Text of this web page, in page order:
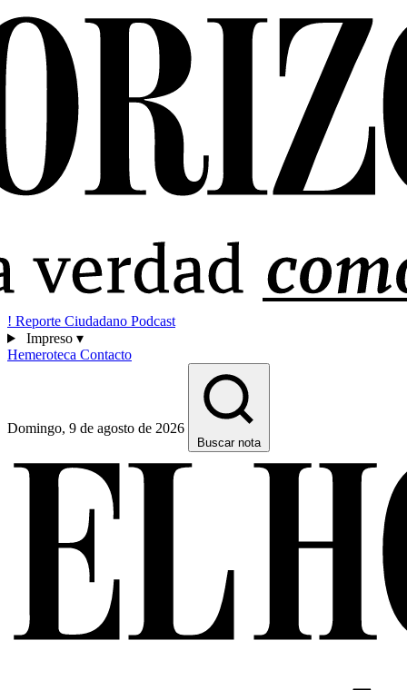
! Reporte Ciudadano Podcast
Impreso ▾
Hemeroteca Contacto
Domingo, 9 de agosto de 2026
Buscar nota